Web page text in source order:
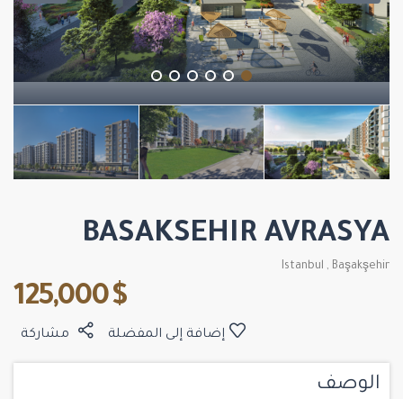
BASAKSEHIR AVRASYA
Istanbul , Başakşehir
$ 125,000
مشاركة إضافة إلى المفضلة
الوصف